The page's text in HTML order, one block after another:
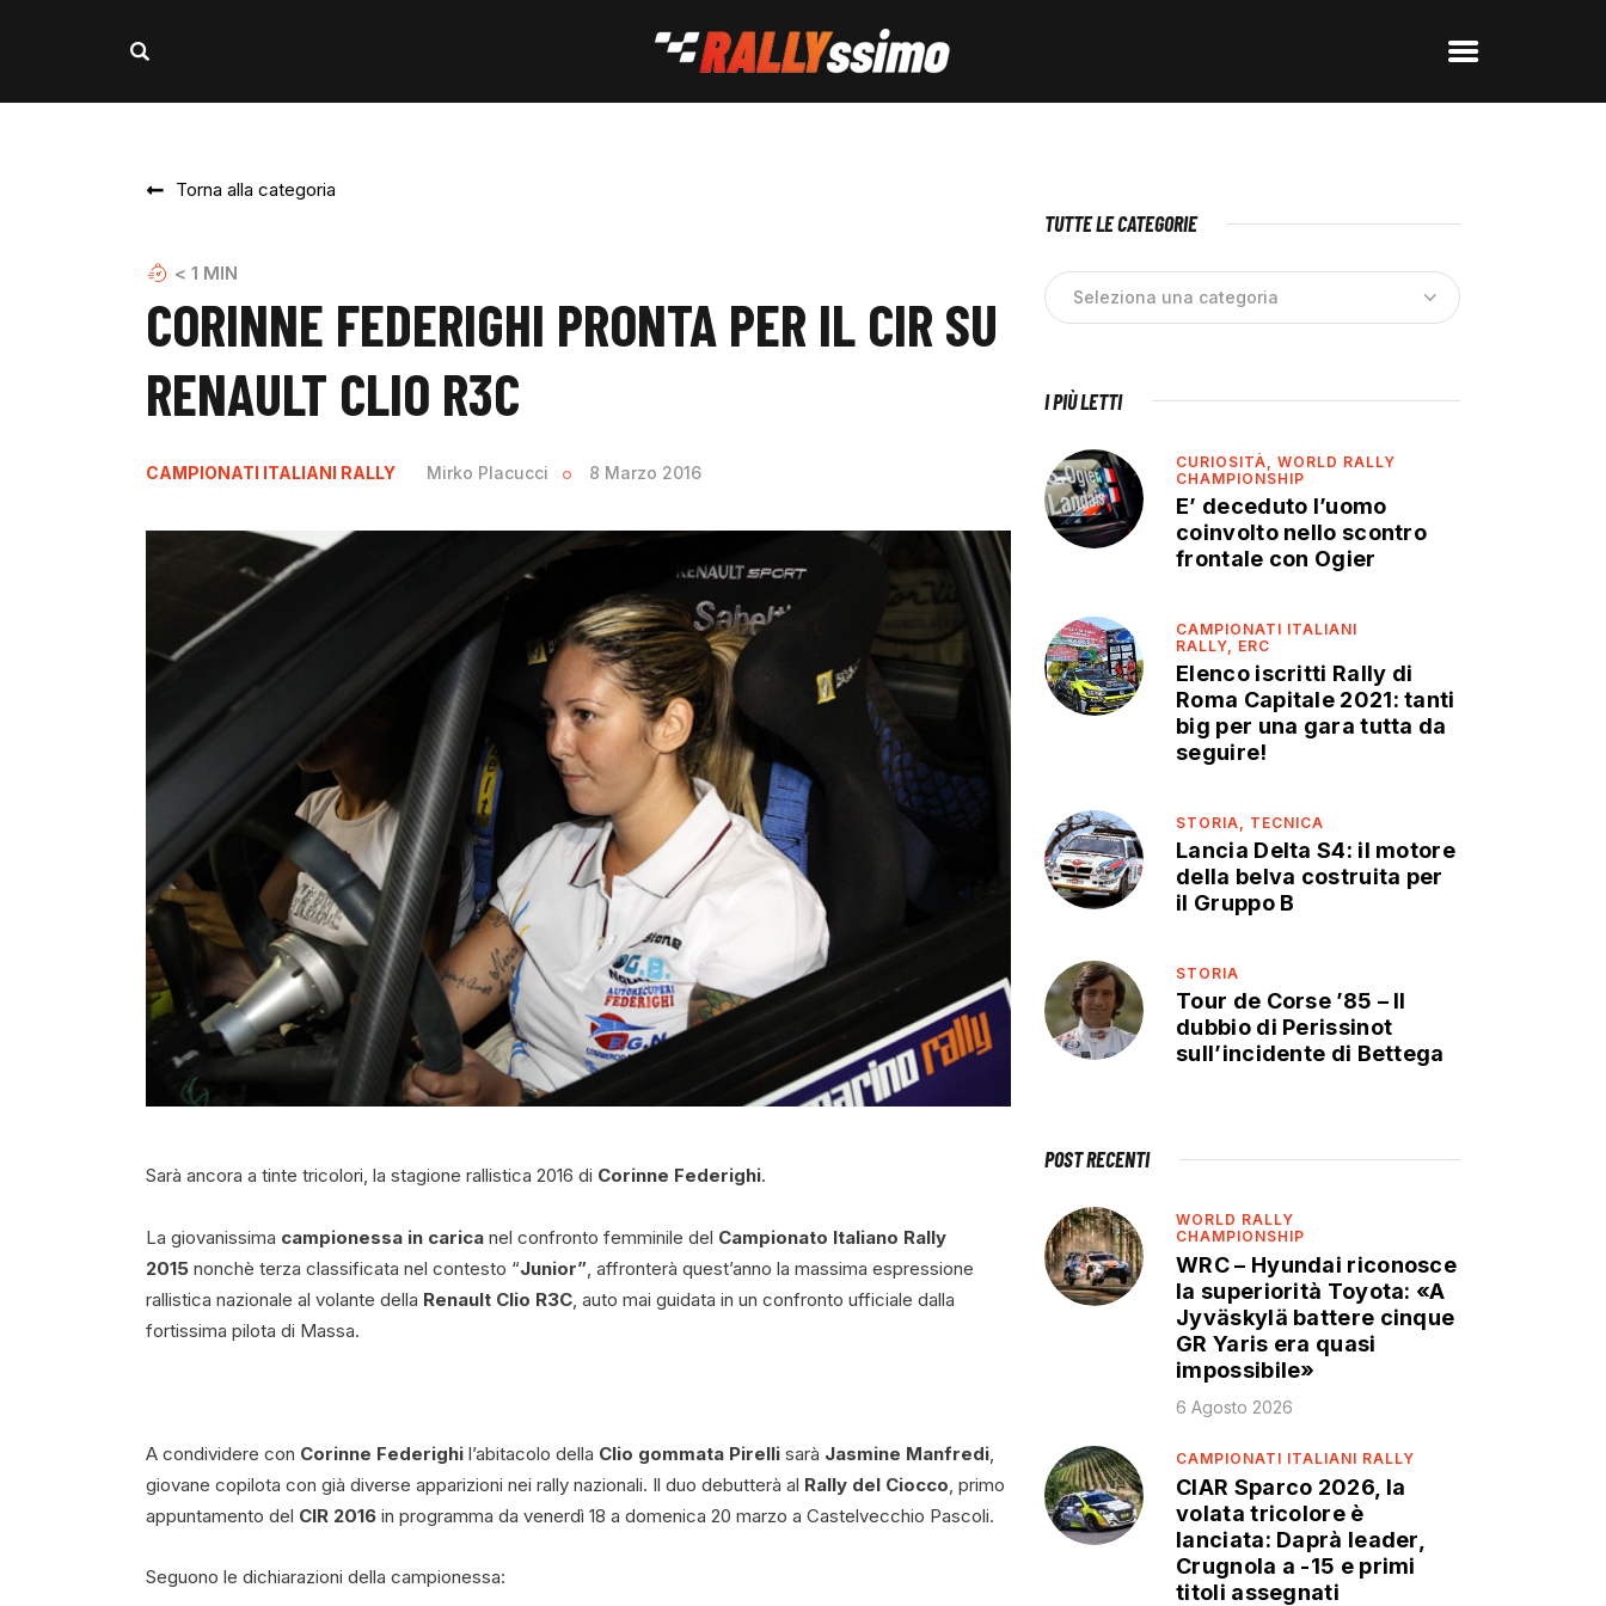
Torna alla categoria
< 1 MIN
CORINNE FEDERIGHI PRONTA PER IL CIR SU
RENAULT CLIO R3C
CAMPIONATI ITALIANI RALLY Mirko Placucci 8 Marzo 2016
Sarà ancora a tinte tricolori, la stagione rallistica 2016 di Corinne Federighi.
La giovanissima campionessa in carica nel confronto femminile del Campionato Italiano Rally
2015 nonchè terza classificata nel contesto “Junior”, affronterà quest’anno la massima espressione
rallistica nazionale al volante della Renault Clio R3C, auto mai guidata in un confronto ufficiale dalla
fortissima pilota di Massa.
A condividere con Corinne Federighi l’abitacolo della Clio gommata Pirelli sarà Jasmine Manfredi,
giovane copilota con già diverse apparizioni nei rally nazionali. Il duo debutterà al Rally del Ciocco, primo
appuntamento del CIR 2016 in programma da venerdì 18 a domenica 20 marzo a Castelvecchio Pascoli.
Seguono le dichiarazioni della campionessa:
TUTTE LE CATEGORIE
I PIÙ LETTI
CURIOSITÀ,WORLD RALLY
CHAMPIONSHIP
E’ deceduto l’uomo
coinvolto nello scontro
frontale con Ogier
CAMPIONATI ITALIANI
RALLY, ERC
Elenco iscritti Rally di
Roma Capitale 2021: tanti
big per una gara tutta da
seguire!
STORIA, TECNICA
Lancia Delta S4: il motore
della belva costruita per
il Gruppo B
STORIA
Tour de Corse ’85 – Il
dubbio di Perissinot
sull’incidente di Bettega
POST RECENTI
WORLD RALLY
CHAMPIONSHIP
WRC – Hyundai riconosce
la superiorità Toyota: «A
Jyväskylä battere cinque
GR Yaris era quasi
impossibile»
6 Agosto 2026
CAMPIONATI ITALIANI RALLY
CIAR Sparco 2026, la
volata tricolore è
lanciata: Daprà leader,
Crugnola a -15 e primi
titoli assegnati